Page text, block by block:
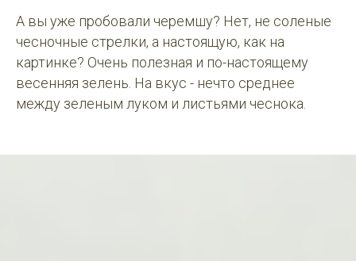
А вы уже пробовали черемшу? Нет, не соленые
чесночные стрелки, а настоящую, как на
картинке? Очень полезная и по-настоящему
весенняя зелень. На вкус - нечто среднее
между зеленым луком и листьями чеснока.